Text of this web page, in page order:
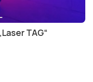
TAG“